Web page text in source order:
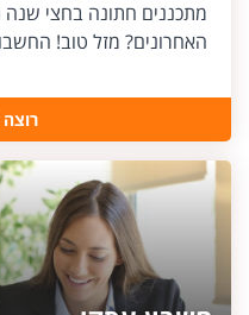
האחרונים? מזל טוב!